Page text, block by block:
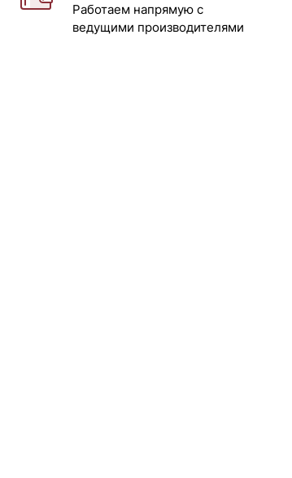
Работаем напрямую с
ведущими производителями